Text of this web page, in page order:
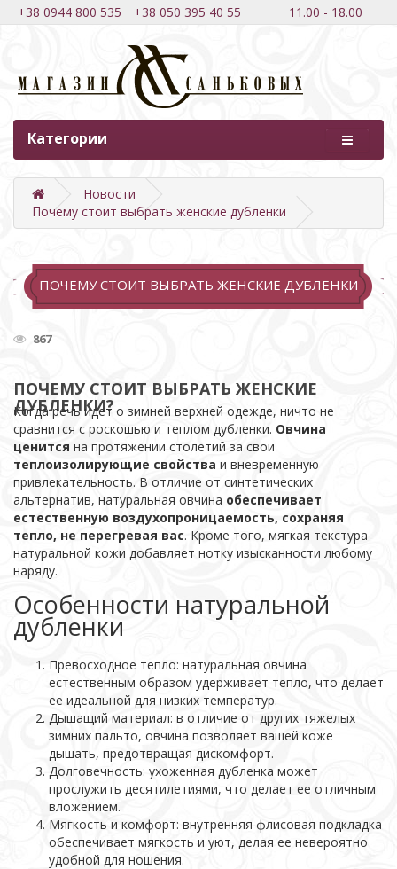
+38 0944 800 535 +38 050 395 40 55 11.00 - 18.00
Категории
Новости
Почему стоит выбрать женские дубленки
ПОЧЕМУ СТОИТ ВЫБРАТЬ ЖЕНСКИЕ ДУБЛЕНКИ
867
ПОЧЕМУ СТОИТ ВЫБРАТЬ ЖЕНСКИЕ
ДУБЛЕНКИ?
Когда речь идет о зимней верхней одежде, ничто не
сравнится с роскошью и теплом дубленки. Овчина
ценится на протяжении столетий за свои
теплоизолирующие свойства и вневременную
привлекательность. В отличие от синтетических
альтернатив, натуральная овчина обеспечивает
естественную воздухопроницаемость, сохраняя
тепло, не перегревая вас. Кроме того, мягкая текстура
натуральной кожи добавляет нотку изысканности любому
наряду.
Особенности натуральной
дубленки
Превосходное тепло: натуральная овчина
естественным образом удерживает тепло, что делает
ее идеальной для низких температур.
Дышащий материал: в отличие от других тяжелых
зимних пальто, овчина позволяет вашей коже
дышать, предотвращая дискомфорт.
Долговечность: ухоженная дубленка может
прослужить десятилетиями, что делает ее отличным
вложением.
Мягкость и комфорт: внутренняя флисовая подкладка
обеспечивает мягкость и уют, делая ее невероятно
удобной для ношения.